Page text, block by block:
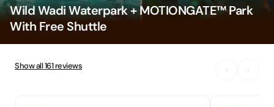
Wild Wadi Waterpark + MOTIONGATE™ Park
With Free Shuttle
Show all161reviews